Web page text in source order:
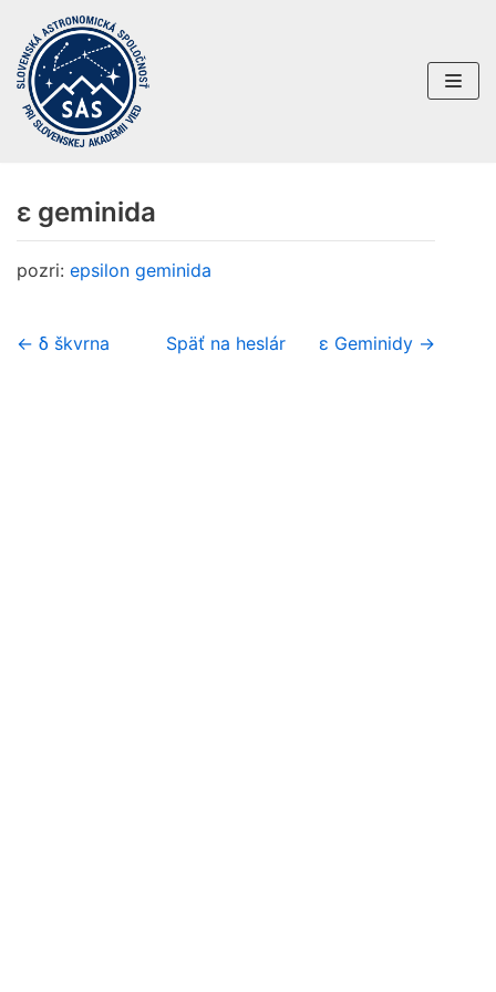
Preskočiť
na
obsah
ε geminida
pozri: epsilon geminida
← δ škvrna Späť na heslár ε Geminidy →